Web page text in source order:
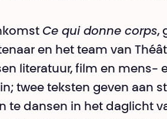
Ce qui donne corps,
en het team van
literatuur, film en mens-
twee teksten geven aan
te dansen in het daglicht